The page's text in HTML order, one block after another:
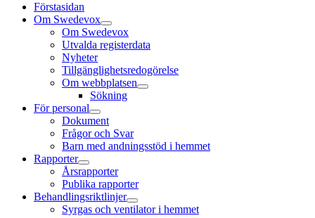
Förstasidan
Om Swedevox
Om Swedevox
Utvalda registerdata
Nyheter
Tillgänglighetsredogörelse
Om webbplatsen
Sökning
För personal
Dokument
Frågor och Svar
Barn med andningsstöd i hemmet
Rapporter
Årsrapporter
Publika rapporter
Behandlingsriktlinjer
Syrgas och ventilator i hemmet